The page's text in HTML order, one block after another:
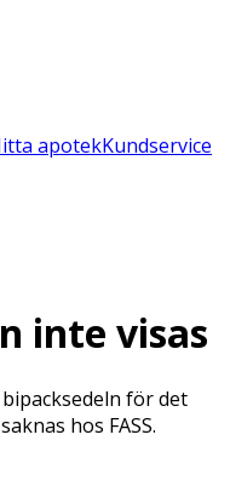
apotekKundservice
inte visas
för det
hos FASS.